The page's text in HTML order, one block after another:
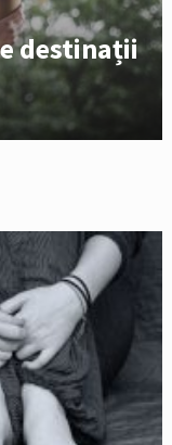
destinații